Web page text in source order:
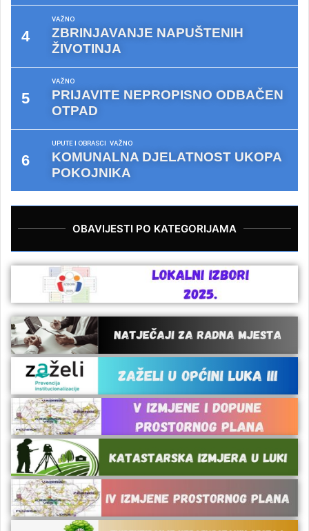
VAŽNO
ZBRINJAVANJE NAPUŠTENIH
ŽIVOTINJA
VAŽNO
PRIJAVITE NEPROPISNO ODBAČEN
OTPAD
UPUTE I OBRASCI VAŽNO
KOMUNALNA DJELATNOST UKOPA
POKOJNIKA
OBAVIJESTI PO KATEGORIJAMA